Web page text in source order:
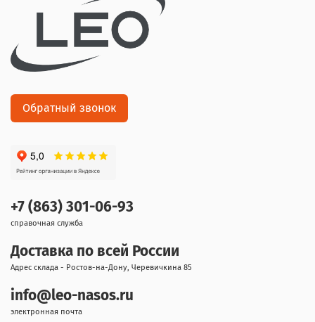
+7 (863) 301-06-93
справочная служба
Доставка по всей России
Адрес склада - Ростов-на-Дону, Черевичкина 85
info@leo-nasos.ru
электронная почта
Обратный звонок